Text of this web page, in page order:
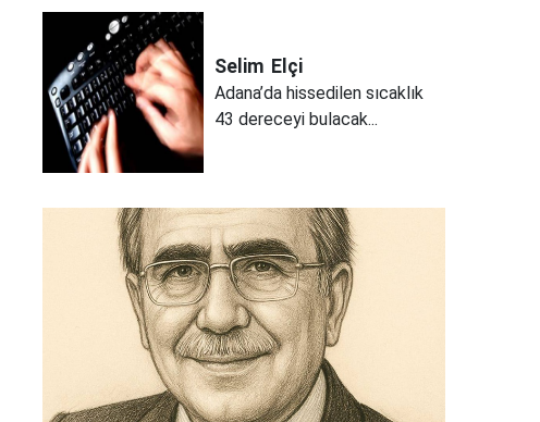
Selim Elçi
Adana’da hissedilen sıcaklık
43 dereceyi bulacak...